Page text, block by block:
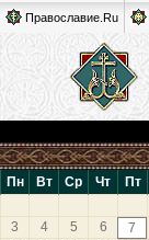
Православие.Ru
Пн Вт Ср Чт Пт
3
4 5 6 7